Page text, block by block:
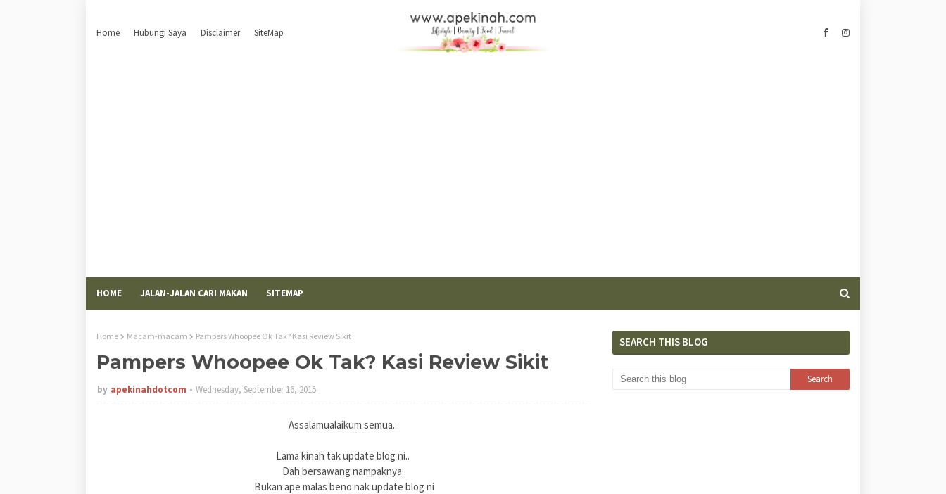
Home Hubungi Saya Disclaimer SiteMap
HOME JALAN-JALAN CARI MAKAN SITEMAP
Home Macam-macam Pampers Whoopee Ok Tak? Kasi Review Sikit
Pampers Whoopee Ok Tak? Kasi Review Sikit
by apekinahdotcom Wednesday, September 16, 2015
Assalamualaikum semua...
Lama kinah tak update blog ni..
Dah bersawang nampaknya..
Bukan ape malas beno nak update blog ni
SEARCH THIS BLOG